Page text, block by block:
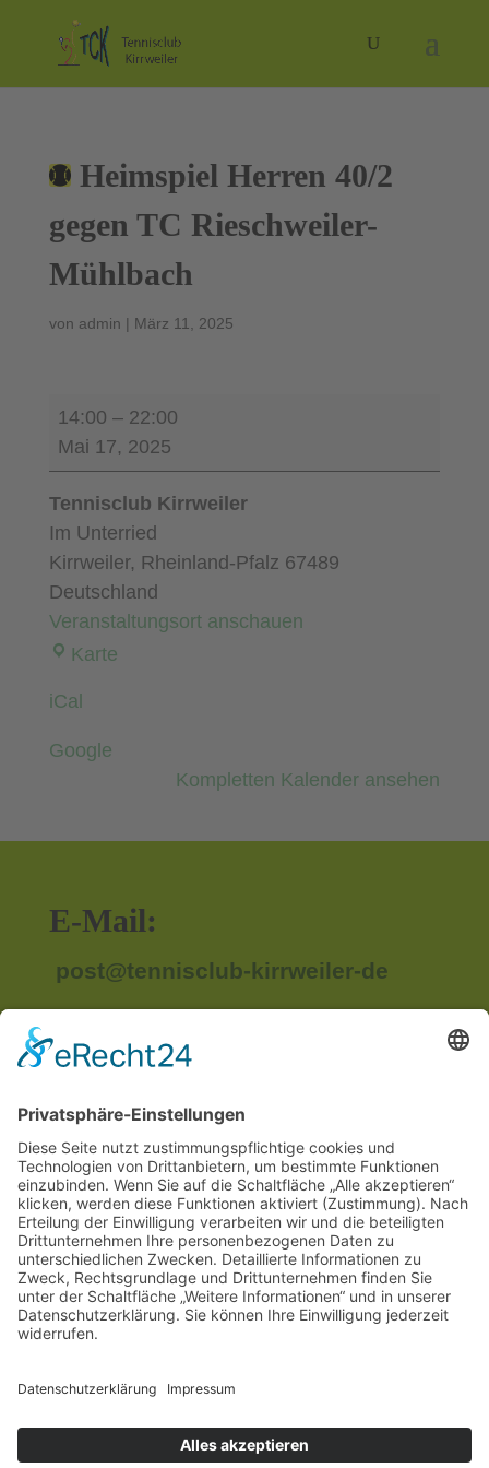
Heimspiel Herren 40/2
gegen TC Rieschweiler-
Mühlbach
von admin | März 11, 2025
Heimspiel
Herren
40/2
gegen
TC
Rieschweiler-
Mühlbach
14:00 – 22:00
Mai 17, 2025
Tennisclub Kirrweiler
Im Unterried
Kirrweiler, Rheinland-Pfalz 67489
Deutschland
Veranstaltungsort anschauen
KarteTennisclub
iCal
Google
Kompletten Kalender ansehen
E-Mail:
post@tennisclub-kirrweiler-de
Im Unterried
67489 Kirrweiler
Rechtliches
Impressum